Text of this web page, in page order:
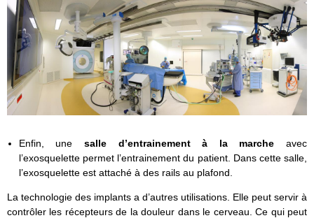
Enfin, unesalle d’entrainement à la marcheavec
l’exosquelette permet l’entrainement du patient. Dans cette salle,
l’exosquelette est attaché à des rails au plafond.
La technologie des implants a d’autres utilisations. Elle peut servir à
contrôler les récepteurs de la douleur dans le cerveau. Ce qui peut